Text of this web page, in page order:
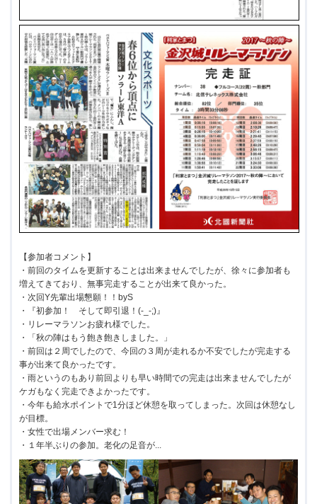
【参加者コメント】
・前回のタイムを更新することは出来ませんでしたが、徐々に参加者も
増えてきており、無事完走することが出来て良かった。
・次回Y先輩出場懇願！！byS
・『初参加！ そして即引退！(-_-;)』
・リレーマラソンお疲れ様でした。
・「秋の陣はもう飽き飽きしました。」
・前回は２周でしたので、今回の３周が走れるか不安でしたが完走する
事が出来て良かったです。
・雨というのもあり前回よりも早い時間での完走は出来ませんでしたが
ケガもなく完走できよかったです。
・今年も給水ポイントで1分ほど休憩を取ってしまった。次回は休憩なし
が目標。
・女性で出場メンバー求む！
・１年半ぶりの参加。老化の足音が...